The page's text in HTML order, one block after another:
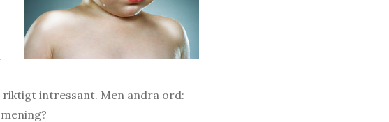
intressant. Men andra ord: